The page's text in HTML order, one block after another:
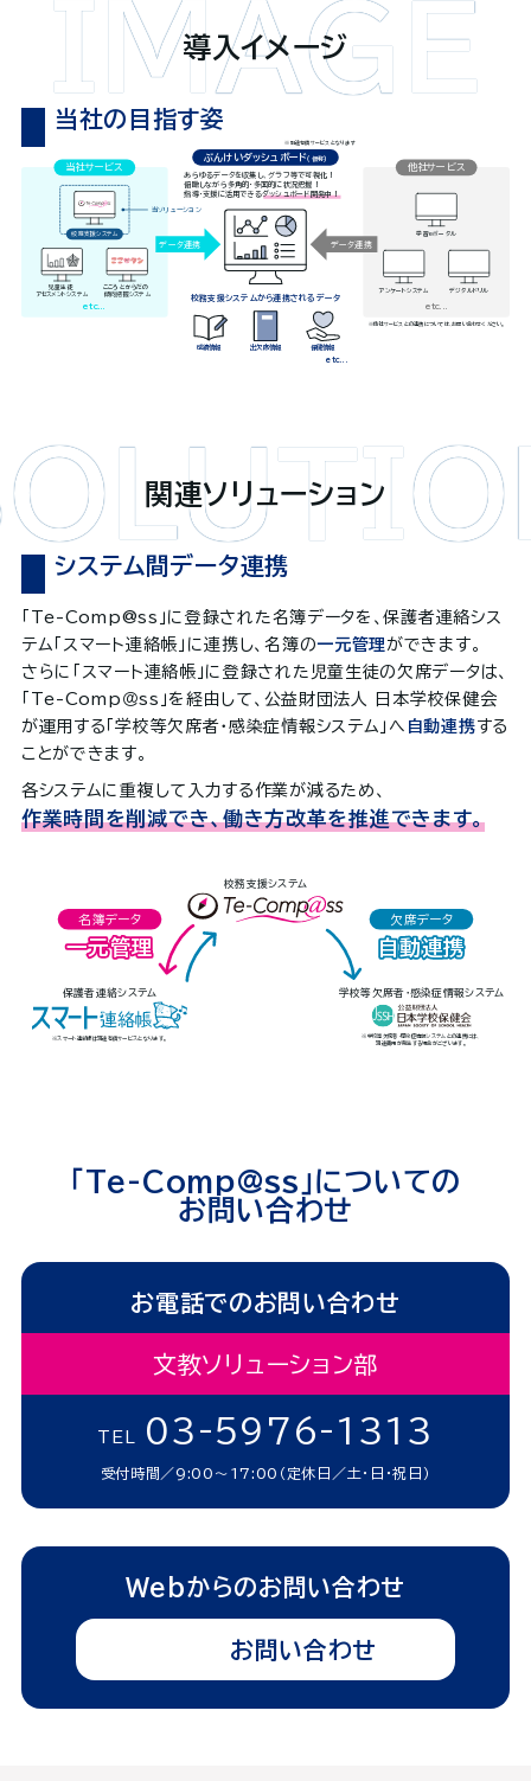
導入イメージ
当社の目指す姿
当社サービス
etc...
校務支援システム
当ソリューション
児童生徒
アセスメントシステム
こころとからだの
傾向把握システム
他社サービス
etc...
学習eポータル
アンケートシステム デジタルドリル
※他社サービスとの連携については、お問い合わせください。
ぶんけいダッシュボード（仮称）
※別途有償サービスとなります
あらゆるデータを収集し、グラフ等で可視化！
俯瞰しながら多角的・多面的に状況把握！
指導・支援に活用できるダッシュボード開発中！
データ連携
データ連携
校務支援システムから連携されるデータ
成績情報 出欠席情報 保健情報
etc...
関連ソリューション
システム間データ連携
「Te-Comp@ss」に登録された名簿データを、保護者連絡シス
テム「スマート連絡帳」に連携し、名簿の一元管理ができます。
さらに「スマート連絡帳」に登録された児童生徒の欠席データは、
「Te-Comp＠ss」を経由して、公益財団法人 日本学校保健会
が運用する「学校等欠席者・感染症情報システム」へ 自動連携する
ことができます。
各システムに重複して入力する作業が減るため、
作業時間を削減でき、働き方改革を推進できます。
校務支援システム
保護者連絡システム
※スマート連絡帳は別途有償サービスとなります。
学校等欠席者・感染症情報システム
※学校等欠席者・感染症情報システムとの連携には、
別途費用が発生する場合がございます。
名簿データ
一元管理
一元管理
欠席データ
自動連携
自動連携
「Te-Comp@ss」についての
お問い合わせ
お電話でのお問い合わせ
文教ソリューション部
TEL 03-5976-1313
受付時間／9:00～17:00（定休日／土・日・祝日）
Webからのお問い合わせ
お問い合わせ